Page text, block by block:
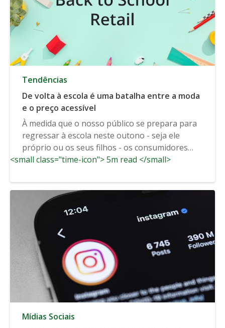
Tendências
De volta à escola é uma batalha entre a moda
e o preço acessível
À medida que o nosso público se prepara para
regressar à escola neste outono - seja ele
próprio ou os seus filhos - os consumidores
estão...
<small class="time-icon"> 5m read </small>
Mídias Sociais